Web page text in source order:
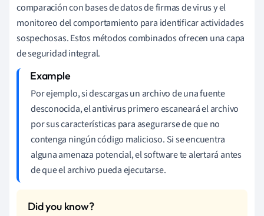
comparación con bases de datos de firmas de virus y el
monitoreo del comportamiento para identificar actividades
sospechosas. Estos métodos combinados ofrecen una capa
de seguridad integral.
Por ejemplo, si descargas un archivo de una fuente
desconocida, el antivirus primero escaneará el archivo
por sus características para asegurarse de que no
contenga ningún código malicioso. Si se encuentra
alguna amenaza potencial, el software te alertará antes
de que el archivo pueda ejecutarse.